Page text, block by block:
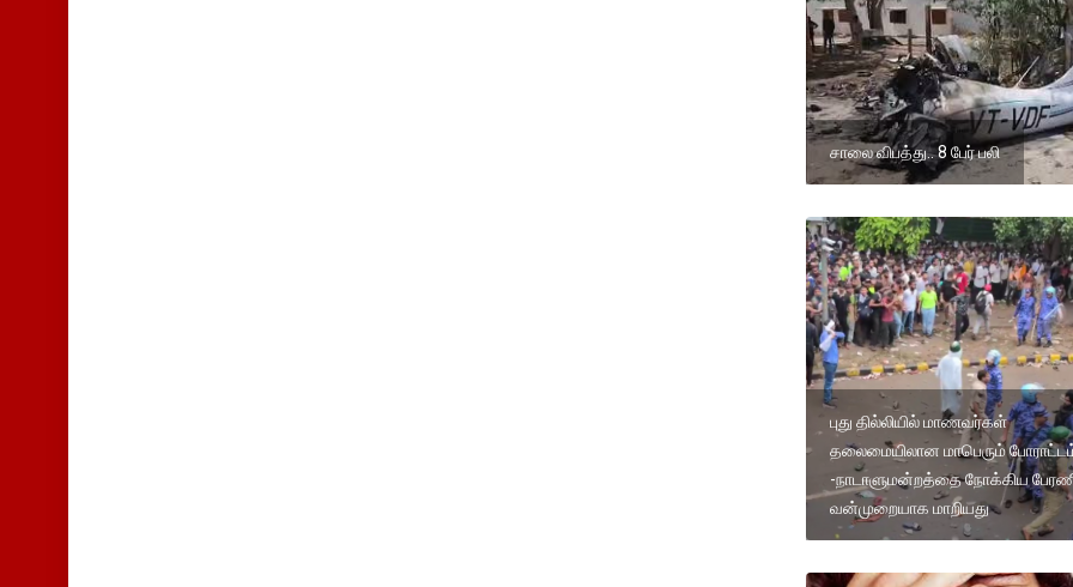
சாலை விபத்து.. 8 பேர் பலி
புது தில்லியில் மாணவர்கள்
தலைமையிலான மாபெரும்
-நாடாளுமன்றத்தை நோக்கிய
வன்முறையாக மாறியது